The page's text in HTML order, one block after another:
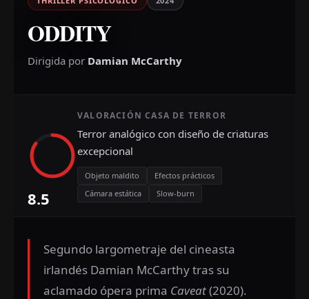
ODDITY
Dirigida por Damian McCarthy
8.5
VALORACIÓN CASA DE TERROR
Terror analógico con diseño de criaturas
excepcional
Objeto maldito
Efectos prácticos
Cámara estática
Slow-burn
Segundo largometraje del cineasta
irlandés Damian McCarthy tras su
aclamado ópera prima Caveat(2020).